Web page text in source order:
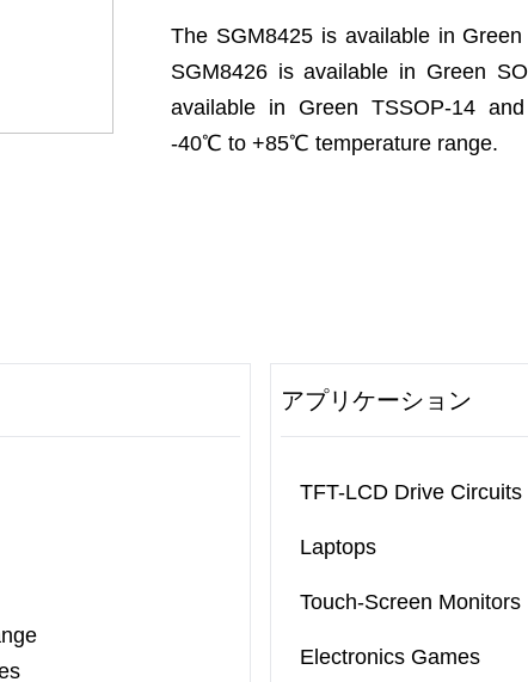
The SGM8425 is available in
SGM8426 is available in Green
available in Green TSSOP-14
-40℃ to +85℃ temperature range.
アプリケーション
TFT-LCD Drive Circuits
Laptops
Touch-Screen Monitors
Electronics Games